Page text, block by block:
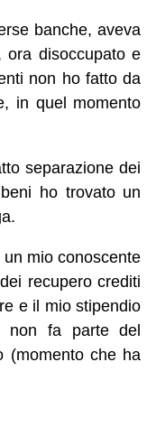
banche, aveva
ora disoccupato e
non ho fatto da
in quel momento
separazione dei
ho trovato un
mio conoscente
recupero crediti
e il mio stipendio
non fa parte del
(momento che ha